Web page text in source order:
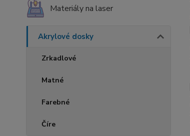
Materiály na laser
Akrylové dosky
Zrkadlové
Matné
Farebné
Číre